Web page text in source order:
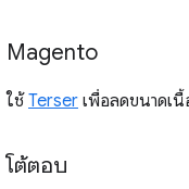
Magento
ใช้Terser เพื่อลดขนาดเ
โต้ตอบ